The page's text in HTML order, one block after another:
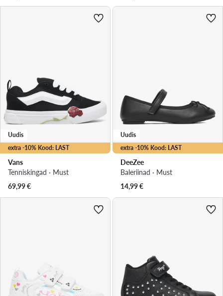
extra -10% Kood: LAST
Uudis
Vans
Tenniskingad · Must
69,99€
extra -10% Kood: LAST
Uudis
DeeZee
Baleriinad · Must
14,99€